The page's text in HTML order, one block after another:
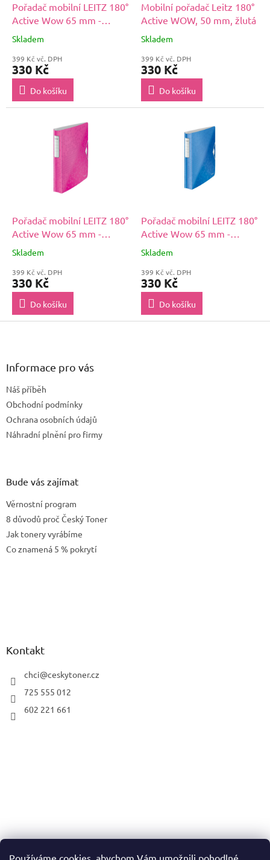
Používáme cookies, abychom Vám umožnili pohodlné
Pořadač mobilní LEITZ 180°
Active Wow 65 mm -
fialová
Skladem
399 Kč vč. DPH
330 Kč
Do košíku
Mobilní pořadač Leitz 180°
Active WOW, 50 mm, žlutá
Skladem
399 Kč vč. DPH
330 Kč
Do košíku
Pořadač mobilní LEITZ 180°
Active Wow 65 mm -
růžová
Skladem
399 Kč vč. DPH
330 Kč
Do košíku
Pořadač mobilní LEITZ 180°
Active Wow 65 mm -
modrá
Skladem
399 Kč vč. DPH
330 Kč
Do košíku
Z
Informace pro vás
Náš příběh
Obchodní podmínky
Ochrana osobních údajů
Náhradní plnění pro firmy
Bude vás zajímat
Věrnostní program
8 důvodů proč Český Toner
Jak tonery vyrábíme
Co znamená 5 % pokrytí
Kontakt
chci@ceskytoner.cz
725 555 012
602 221 661